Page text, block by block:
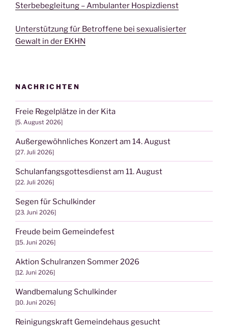
Sterbebegleitung – Ambulanter Hospizdienst
Unterstützung für Betroffene bei sexualisierter
Gewalt in der EKHN
NACHRICHTEN
Freie Regelplätze in der Kita
5. August 2026
Außergewöhnliches Konzert am 14. August
27. Juli 2026
Schulanfangsgottesdienst am 11. August
22. Juli 2026
Segen für Schulkinder
23. Juni 2026
Freude beim Gemeindefest
15. Juni 2026
Aktion Schulranzen Sommer 2026
12. Juni 2026
Wandbemalung Schulkinder
10. Juni 2026
Reinigungskraft Gemeindehaus gesucht